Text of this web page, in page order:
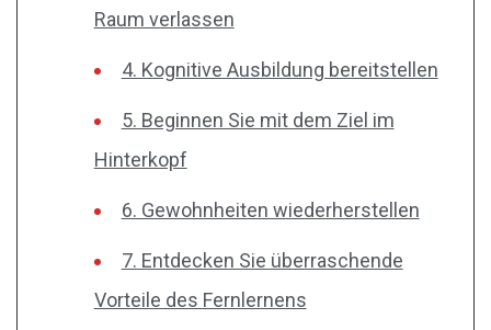
Raum verlassen
4. Kognitive Ausbildung bereitstellen
5. Beginnen Sie mit dem Ziel im
Hinterkopf
6. Gewohnheiten wiederherstellen
7. Entdecken Sie überraschende
Vorteile des Fernlernens